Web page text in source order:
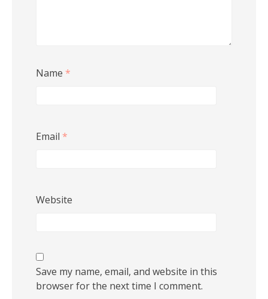
Name *
Email *
Website
Save my name, email, and website in this
browser for the next time I comment.